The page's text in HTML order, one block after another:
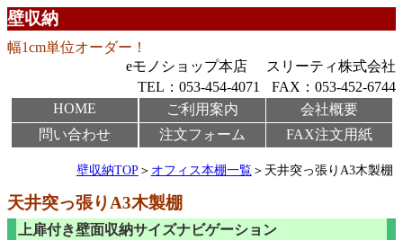
壁収納
幅1cm単位オーダー！
eモノショップ本店
スリーティ株式会社
TEL：053-454-4071
FAX：053-452-6744
HOME
ご利用案内
会社概要
問い合わせ
注文フォーム FAX注文用紙
壁収納TOP＞ オフィス本棚一覧＞天井突っ張りA3木製棚
天井突っ張りA3木製棚
上扉付き壁面収納サイズナビゲーション